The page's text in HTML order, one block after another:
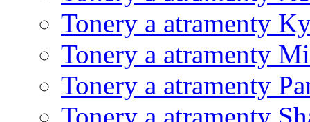
Tonery a atramenty
Tonery a atramenty
Tonery a atramenty
Tonery a atramenty